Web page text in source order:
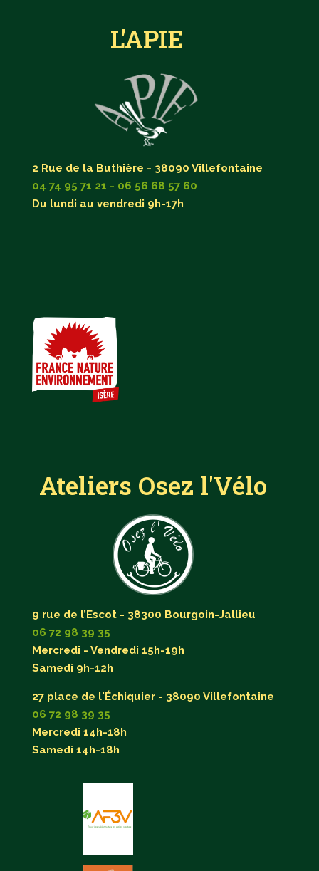
L'APIE
2 Rue de la Buthière - 38090 Villefontaine
04 74 95 71 21 - 06 56 68 57 60
Du lundi au vendredi 9h-17h
Ateliers Osez l'Vélo
9 rue de l’Escot - 38300 Bourgoin-Jallieu
06 72 98 39 35
Mercredi - Vendredi 15h-19h
Samedi 9h-12h
27 place de l'Échiquier - 38090 Villefontaine
06 72 98 39 35
Mercredi 14h-18h
Samedi 14h-18h